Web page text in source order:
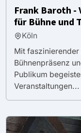
Frank Baroth -
für Bühne und
Köln
Mit
Bühnenpräsenz
Publikum
Veranstaltungen...